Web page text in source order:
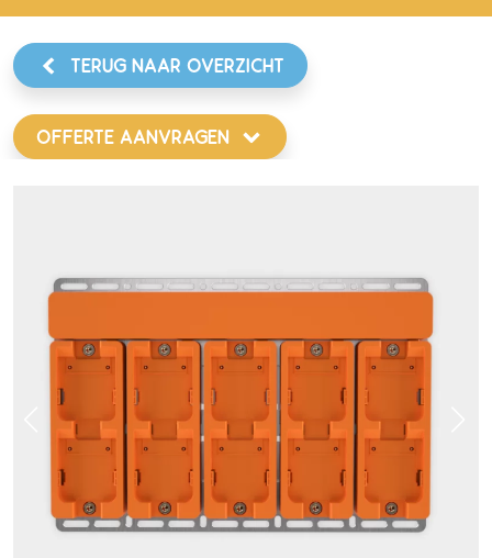
TERUG NAAR OVERZICHT
OFFERTE AANVRAGEN